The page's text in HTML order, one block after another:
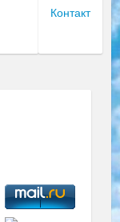
Контакт